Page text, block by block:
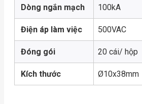
Dòng ngắn mạch 100kA
Điện áp làm việc 500VAC
Đóng gói 20 cái/ hộp
Kích thước Ø10x38mm